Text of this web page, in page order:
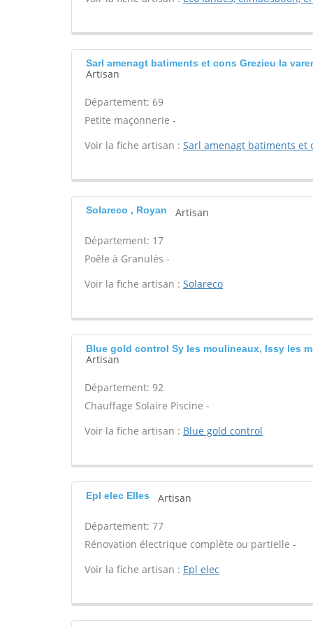
Sarl amenagt batiments et cons Grezieu la
Artisan
Département: 69
Petite maçonnerie -
Voir la fiche artisan : Sarl amenagt batiments et
Solareco , Royan Artisan
Département: 17
Poêle à Granulés -
Voir la fiche artisan : Solareco
Blue gold control Sy les moulineaux, Issy les
Artisan
Département: 92
Chauffage Solaire Piscine -
Voir la fiche artisan : Blue gold control
Epl elec Elles Artisan
Département: 77
Rénovation électrique complète ou partielle -
Voir la fiche artisan : Epl elec